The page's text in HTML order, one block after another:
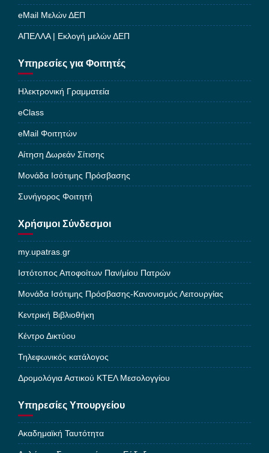
eMail Μελών ΔΕΠ
ΑΠΕΛΛΑ | Εκλογή μελών ΔΕΠ
Υπηρεσίες για Φοιτητές
Ηλεκτρονική Γραμματεία
eClass
eMail Φοιτητών
Αίτηση Δωρεάν Σίτισης
Μονάδα Ισότιμης Πρόσβασης
Συνήγορος Φοιτητή
Χρήσιμοι Σύνδεσμοι
my.upatras.gr
Ιστότοπος Αποφοίτων Παν/μίου Πατρών
Μονάδα Ισότιμης Πρόσβασης-Κανονισμός Λειτουργίας
Κεντρική Βιβλιοθήκη
Κέντρο Δικτύου
Τηλεφωνικός κατάλογος
Δρομολόγια Αστικού ΚΤΕΛ Μεσολογγίου
Υπηρεσίες Υπουργείου
Ακαδημαϊκή Ταυτότητα